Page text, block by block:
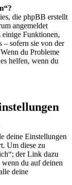
die phpBB erstellt
angemeldet
Funktionen,
– sofern sie von der
du Probleme
helfen, wenn du
deine Einstellungen
Um diese zu
der Link dazu
du auf deinen
deine